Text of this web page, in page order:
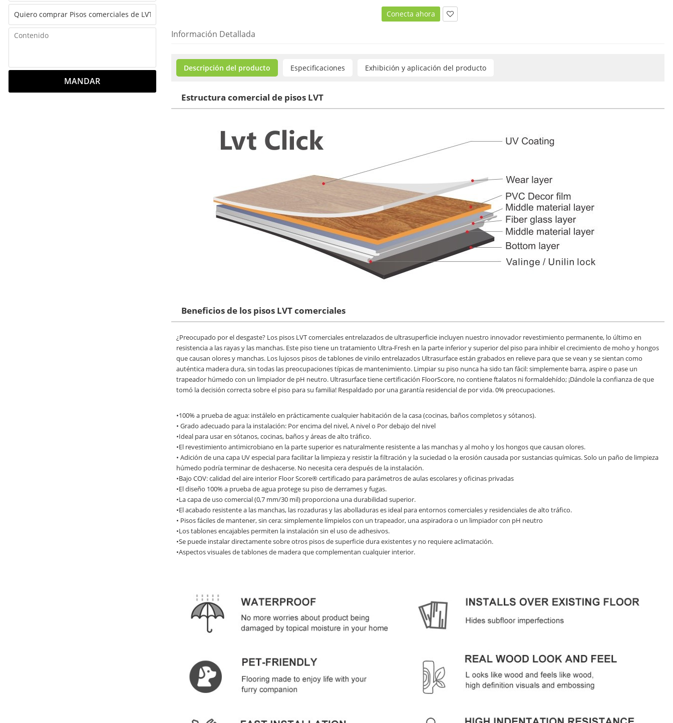
MANDAR
Conecta ahora
Información Detallada
Descripción del producto Especificaciones Exhibición y aplicación del producto
Estructura comercial de pisos LVT
Beneficios de los pisos LVT comerciales
¿Preocupado por el desgaste? Los pisos LVT comerciales entrelazados de ultrasuperficie incluyen nuestro innovador revestimiento permanente, lo último en
resistencia a las rayas y las manchas. Este piso tiene un tratamiento Ultra-Fresh en la parte inferior y superior del piso para inhibir el crecimiento de moho y hongos
que causan olores y manchas. Los lujosos pisos de tablones de vinilo entrelazados Ultrasurface están grabados en relieve para que se vean y se sientan como
auténtica madera dura, sin todas las preocupaciones típicas de mantenimiento. Limpiar su piso nunca ha sido tan fácil: simplemente barra, aspire o pase un
trapeador húmedo con un limpiador de pH neutro. Ultrasurface tiene certificación FloorScore, no contiene ftalatos ni formaldehído; ¡Dándole la confianza de que
tomó la decisión correcta sobre el piso para su familia! Respaldado por una garantía residencial de por vida. 0% preocupaciones.
•100% a prueba de agua: instálelo en prácticamente cualquier habitación de la casa (cocinas, baños completos y sótanos).
• Grado adecuado para la instalación: Por encima del nivel, A nivel o Por debajo del nivel
•Ideal para usar en sótanos, cocinas, baños y áreas de alto tráfico.
•El revestimiento antimicrobiano en la parte superior es naturalmente resistente a las manchas y al moho y los hongos que causan olores.
• Adición de una capa UV especial para facilitar la limpieza y resistir la filtración y la suciedad o la erosión causada por sustancias químicas. Solo un paño de limpieza
húmedo podría terminar de deshacerse. No necesita cera después de la instalación.
•Bajo COV: calidad del aire interior Floor Score® certificado para parámetros de aulas escolares y oficinas privadas
•El diseño 100% a prueba de agua protege su piso de derrames y fugas.
•La capa de uso comercial (0,7 mm/30 mil) proporciona una durabilidad superior.
•El acabado resistente a las manchas, las rozaduras y las abolladuras es ideal para entornos comerciales y residenciales de alto tráfico.
• Pisos fáciles de mantener, sin cera: simplemente límpielos con un trapeador, una aspiradora o un limpiador con pH neutro
•Los tablones encajables permiten la instalación sin el uso de adhesivos.
•Se puede instalar directamente sobre otros pisos de superficie dura existentes y no requiere aclimatación.
•Aspectos visuales de tablones de madera que complementan cualquier interior.